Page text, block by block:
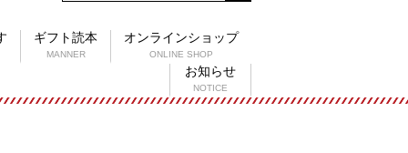
ギフト読本
MANNER
オンラインショップ
ONLINE SHOP
お知らせ
NOTICE